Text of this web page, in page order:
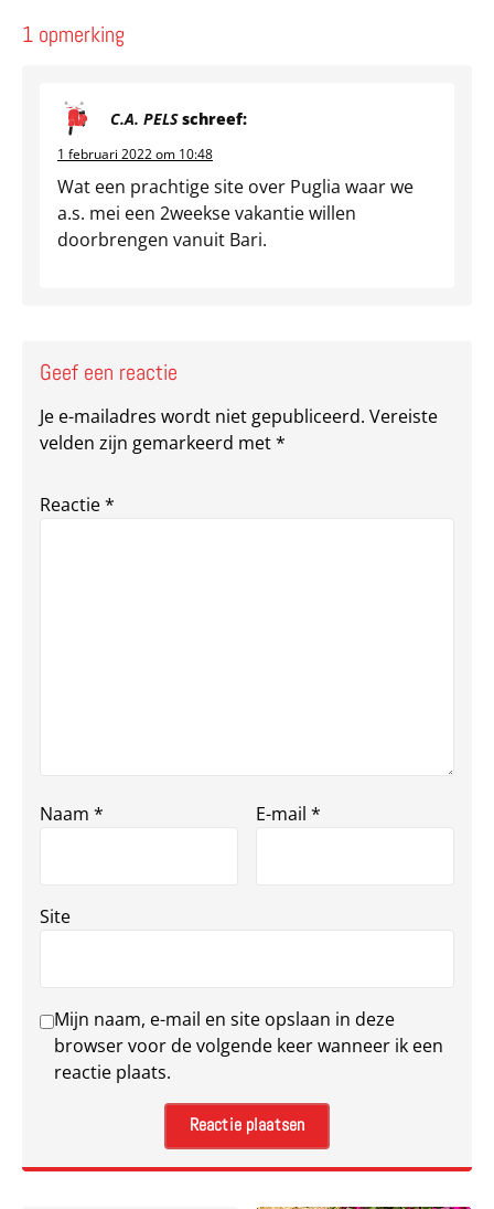
1 opmerking
C.A. PELS schreef:
1 februari 2022 om 10:48
Wat een prachtige site over Puglia waar we
a.s. mei een 2weekse vakantie willen
doorbrengen vanuit Bari.
Geef een reactie
Je e-mailadres wordt niet gepubliceerd. Vereiste
velden zijn gemarkeerd met*
Reactie*
Naam * E-mail *
Site
Mijn naam, e-mail en site opslaan in deze
browser voor de volgende keer wanneer ik een
reactie plaats.